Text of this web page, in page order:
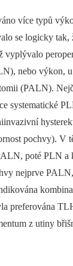
více typů
se logicky tak,
vyplývalo
nebo výkon,
(PALN).
systematické
pochvy). V
poté PLN a
nejprve
preferována
z utiny